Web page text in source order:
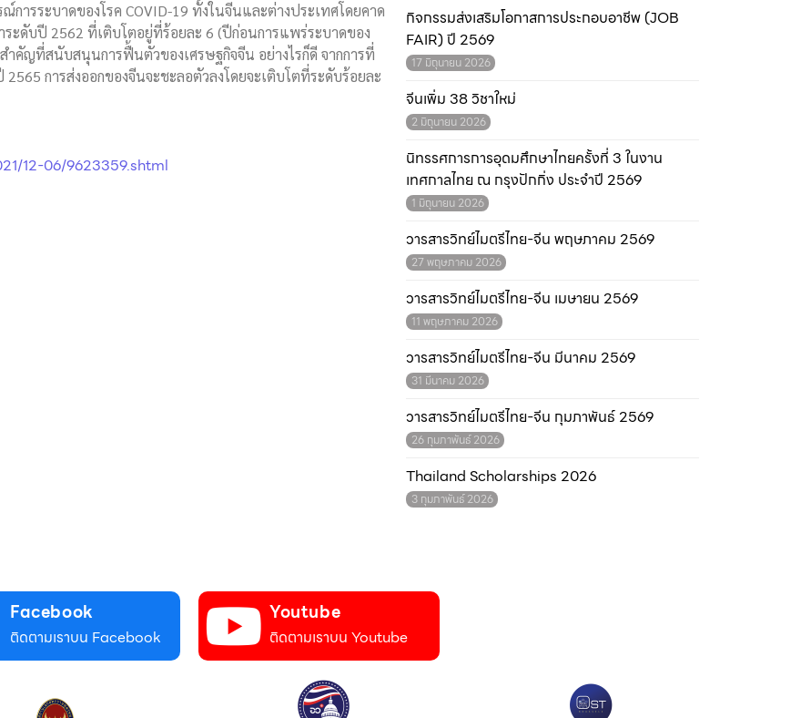
ารระบาดของโรค COVID-19 ทั้งในจีนและต่างประเทศโดยคาด
ระดับปี 2562 ที่เติบโตอยู่ที่ร้อยละ 6 (ปีก่อนการแพร่ระบาดของ
ำคัญที่สนับสนุนการฟื้นตัวของเศรษฐกิจจีน อย่างไรก็ดี จากการที่
การส่งออกของจีนจะชะลอตัวลงโดยจะเติบโตที่ระดับร้อยละ
12-06/9623359.shtml
กิจกรรมส่งเสริมโอกาสการประกอบอาชีพ (JOB
FAIR) ปี 2569
17 มิถุนายน 2026
จีนเพิ่ม 38 วิชาใหม่
2 มิถุนายน 2026
นิทรรศการการอุดมศึกษาไทยครั้งที่ 3 ในงาน
เทศกาลไทย ณ กรุงปักกิ่ง ประจำปี 2569
1 มิถุนายน 2026
วารสารวิทย์ไมตรีไทย-จีน พฤษภาคม 2569
27 พฤษภาคม 2026
วารสารวิทย์ไมตรีไทย-จีน เมษายน 2569
11 พฤษภาคม 2026
วารสารวิทย์ไมตรีไทย-จีน มีนาคม 2569
31 มีนาคม 2026
วารสารวิทย์ไมตรีไทย-จีน กุมภาพันธ์ 2569
26 กุมภาพันธ์ 2026
Thailand Scholarships 2026
3 กุมภาพันธ์ 2026
Facebook
ติดตามเราบน Facebook
Youtube
ติดตามเราบน Youtube